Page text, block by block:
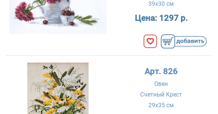
39x30 см
Цена: 1297 р.
Арт. 826
Овен
Счетный Крест
29x35 см